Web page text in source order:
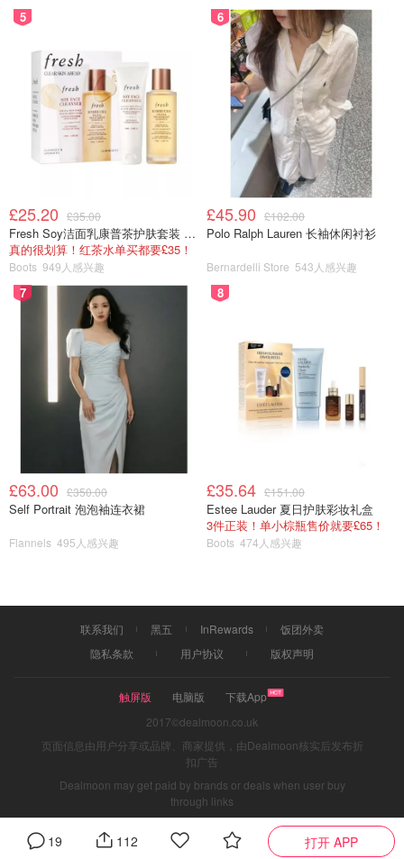
5
£25.20 £35.00
Fresh Soy洁面乳康普茶护肤套装 100ml
真的很划算！红茶水单买都要£35！
Boots 949人感兴趣
6
£45.90 £102.00
Polo Ralph Lauren 长袖休闲衬衫
Bernardelli Store 543人感兴趣
7
£63.00 £350.00
Self Portrait 泡泡袖连衣裙
Flannels 495人感兴趣
8
£35.64 £151.00
Estee Lauder 夏日护肤彩妆礼盒
3件正装！单小棕瓶售价就要£65！
Boots 474人感兴趣
19 112 打开 APP
联系我们 黑五 InRewards
饭团外卖
隐私条款
用户协议 版权声明
触屏版 电脑版
下载App
2017©dealmoon.co.uk
页面信息由用户分享或品牌、商家提供，由Dealmoon核实后发布折
扣广告
Dealmoon may get paid by brands or deals when user buy
through links